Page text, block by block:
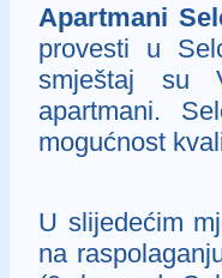
Apartmani
provesti u
smještaj su
apartmani.
mogućnost
U slijedećim
na